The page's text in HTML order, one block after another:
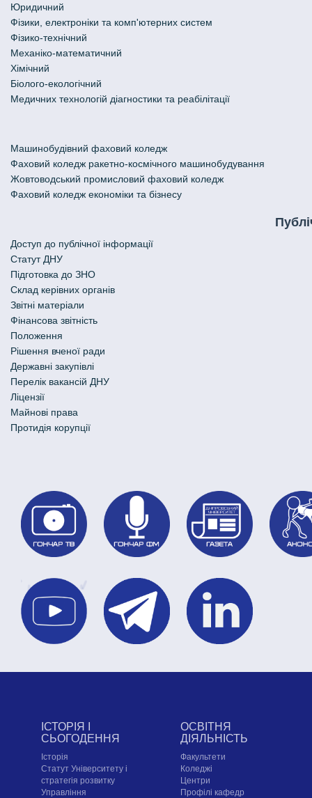
Юридичний
Фізики, електроніки та комп'ютерних систем
Фізико-технічний
Механіко-математичний
Хімічний
Біолого-екологічний
Медичних технологій діагностики та реабілітації
Машинобудівний фаховий коледж
Фаховий коледж ракетно-космічного машинобудування
Жовтоводський промисловий фаховий коледж
Фаховий коледж економіки та бізнесу
Доступ до публічної інформації
Статут ДНУ
Підготовка до ЗНО
Склад керівних органів
Звітні матеріали
Фінансова звітність
Положення
Рішення вченої ради
Державні закупівлі
Перелік вакансій ДНУ
Ліцензії
Майнові права
Протидія корупції
ІСТОРІЯ І
СЬОГОДЕННЯ
Історія
Статут Університету і
стратегія розвитку
Управління
ОСВІТНЯ
ДІЯЛЬНІСТЬ
Факультети
Коледжі
Центри
Профілі кафедр